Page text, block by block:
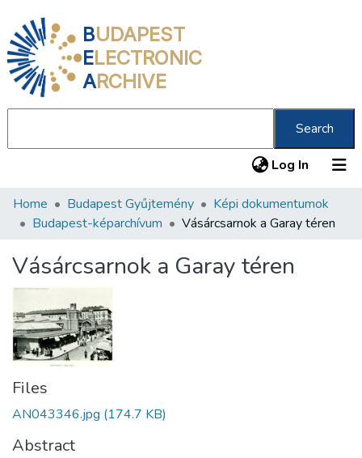
BUDAPEST
ELECTRONIC
ARCHIVE
Search
Log In (current)
Communities & Collections
Statistics
Home Budapest Gyűjtemény
Képi dokumentumok
Budapest-képarchívum
Vásárcsarnok a Garay téren
Vásárcsarnok a Garay téren
Files
AN043346.jpg (174.7 KB)
Abstract